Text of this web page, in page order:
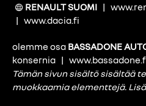
RENAULT SUOMI |
| www.dacia.fi
olemme osa BASSADONE
konsernia |
Tämän sivun sisältö sisältää
muokkaamia elementtejä.